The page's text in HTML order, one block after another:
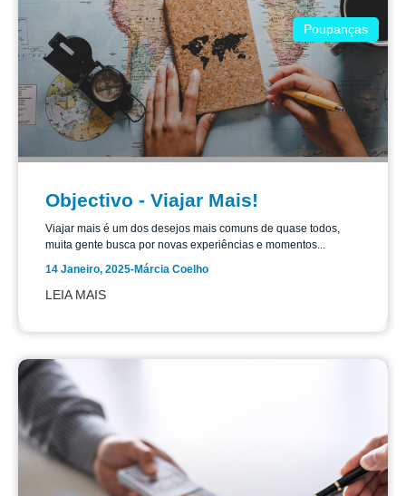
Poupanças
Objectivo - Viajar Mais!
Viajar mais é um dos desejos mais comuns de quase todos,
muita gente busca por novas experiências e momentos...
14 Janeiro, 2025-Márcia Coelho
LEIA MAIS